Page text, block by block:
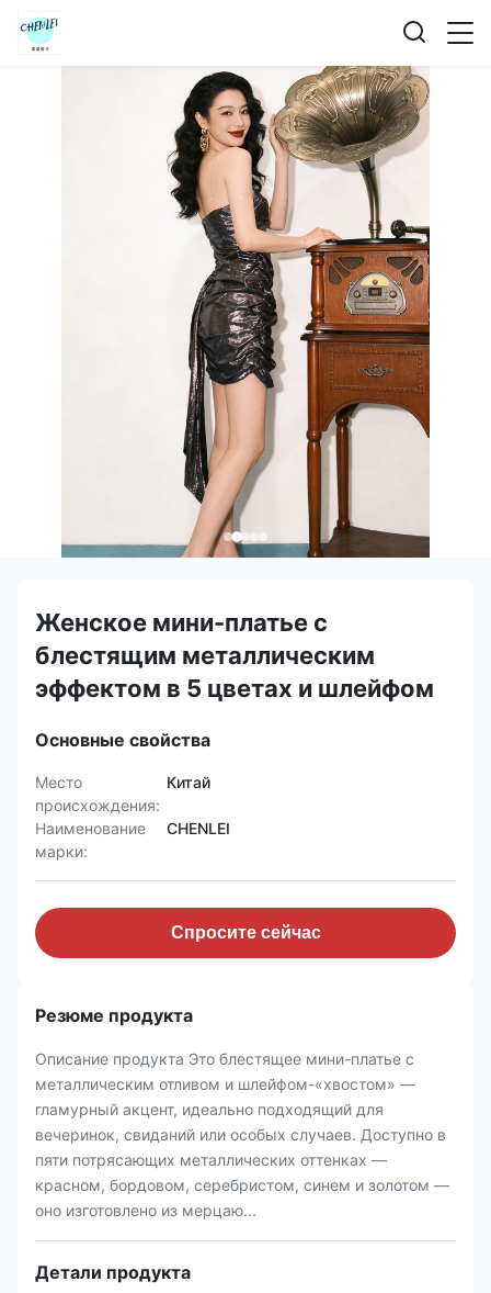
Женское мини-платье с
блестящим металлическим
эффектом в 5 цветах и шлейфом
Основные свойства
Место
происхождения:
Китай
Наименование
марки:
CHENLEI
Спросите сейчас
Резюме продукта
Описание продукта Это блестящее мини-платье с
металлическим отливом и шлейфом-«хвостом» —
гламурный акцент, идеально подходящий для
вечеринок, свиданий или особых случаев. Доступно в
пяти потрясающих металлических оттенках —
красном, бордовом, серебристом, синем и золотом —
оно изготовлено из мерцаю...
Детали продукта